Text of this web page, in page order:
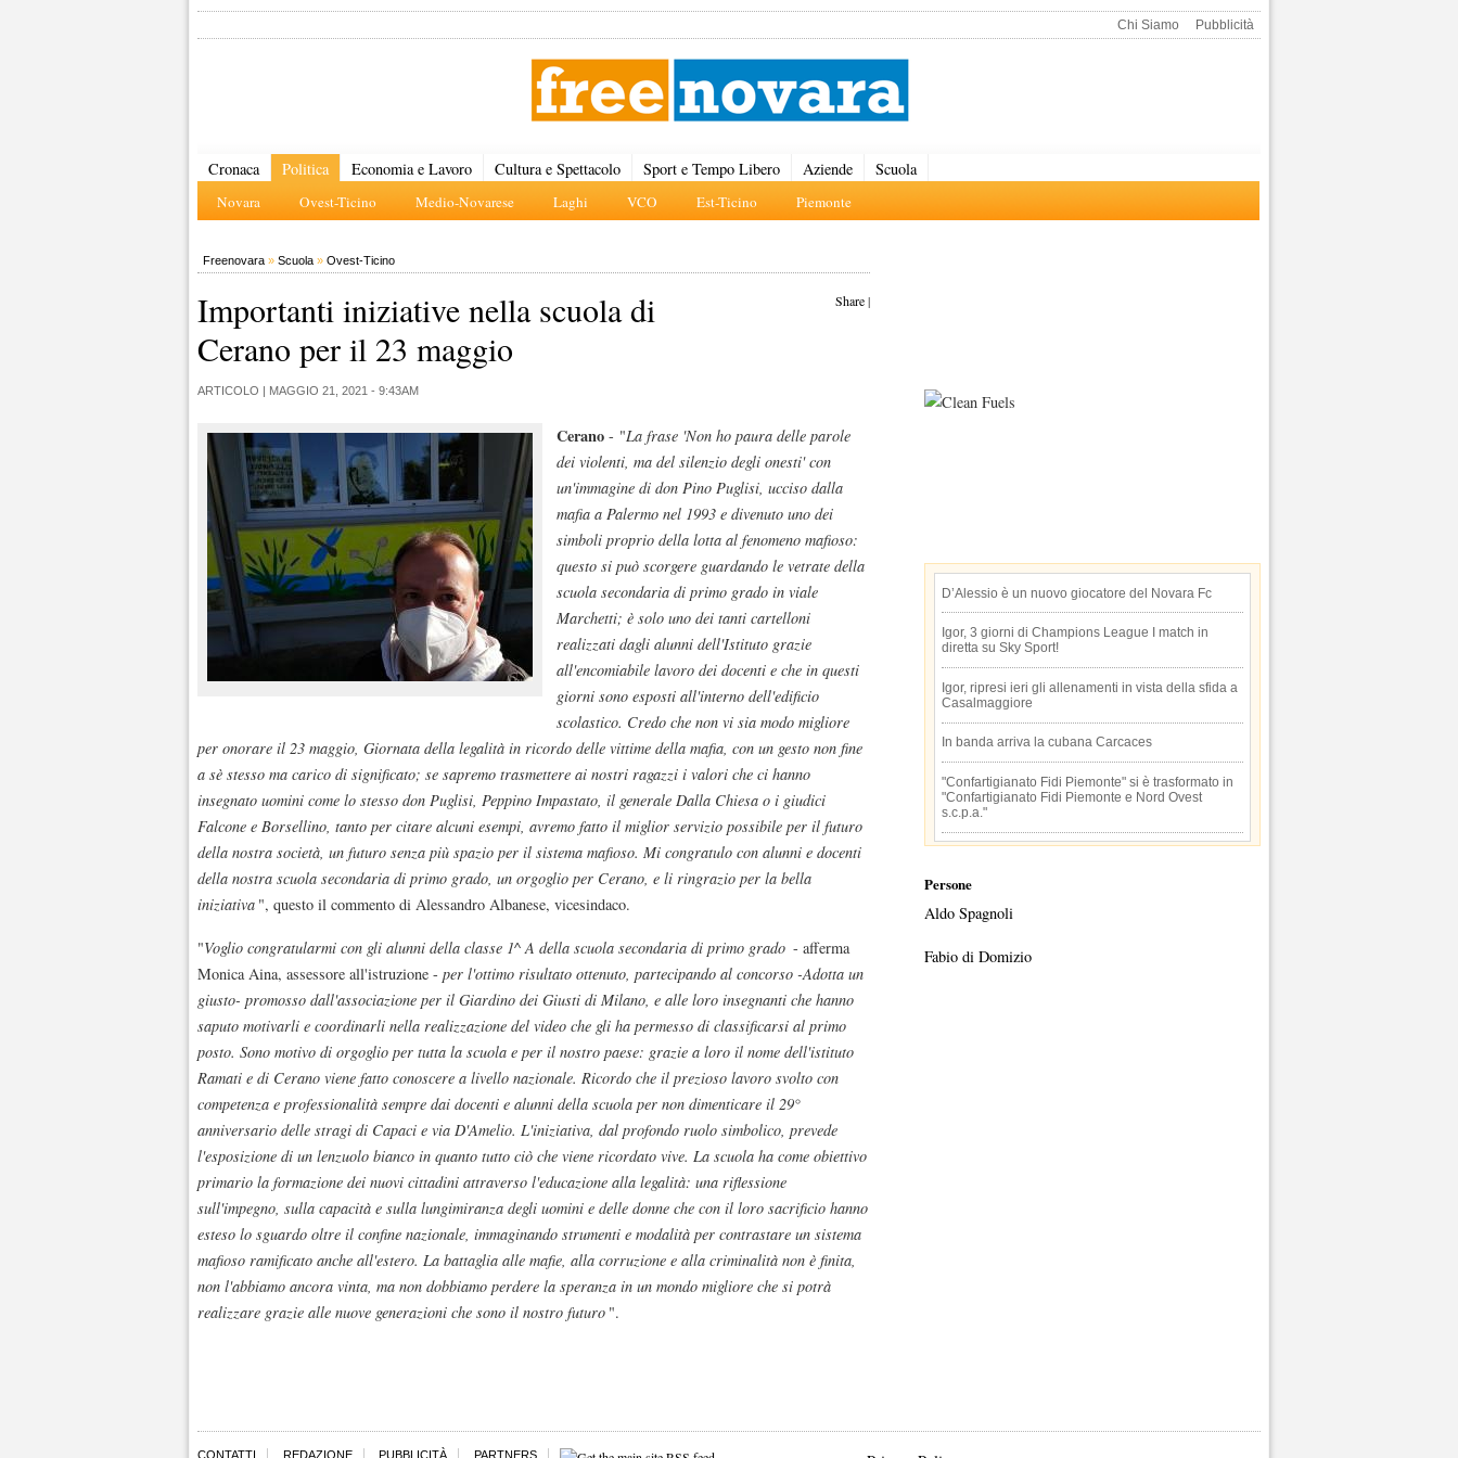
Chi Siamo Pubblicità
Cronaca Politica
Novara Ovest-Ticino Medio-Novarese Laghi VCO Est-Ticino Piemonte
Economia e Lavoro Cultura e Spettacolo Sport e Tempo Libero Aziende Scuola
Freenovara » Scuola » Ovest-Ticino
Share|
Importanti iniziative nella scuola di
Cerano per il 23 maggio
ARTICOLO | MAGGIO 21, 2021 - 9:43AM
Cerano - "La frase 'Non ho paura delle parole
dei violenti, ma del silenzio degli onesti' con
un'immagine di don Pino Puglisi, ucciso dalla
mafia a Palermo nel 1993 e divenuto uno dei
simboli proprio della lotta al fenomeno mafioso:
questo si può scorgere guardando le vetrate della
scuola secondaria di primo grado in viale
Marchetti; è solo uno dei tanti cartelloni
realizzati dagli alunni dell'Istituto grazie
all'encomiabile lavoro dei docenti e che in questi
giorni sono esposti all'interno dell'edificio
scolastico. Credo che non vi sia modo migliore
per onorare il 23 maggio, Giornata della legalità in ricordo delle vittime della mafia, con un gesto non fine
a sè stesso ma carico di significato; se sapremo trasmettere ai nostri ragazzi i valori che ci hanno
insegnato uomini come lo stesso don Puglisi, Peppino Impastato, il generale Dalla Chiesa o i giudici
Falcone e Borsellino, tanto per citare alcuni esempi, avremo fatto il miglior servizio possibile per il futuro
della nostra società, un futuro senza più spazio per il sistema mafioso. Mi congratulo con alunni e docenti
della nostra scuola secondaria di primo grado, un orgoglio per Cerano, e li ringrazio per la bella
iniziativa ", questo il commento di Alessandro Albanese, vicesindaco.
"Voglio congratularmi con gli alunni della classe 1^ A della scuola secondaria di primo grado - afferma
Monica Aina, assessore all'istruzione - per l'ottimo risultato ottenuto, partecipando al concorso -Adotta un
giusto- promosso dall'associazione per il Giardino dei Giusti di Milano, e alle loro insegnanti che hanno
saputo motivarli e coordinarli nella realizzazione del video che gli ha permesso di classificarsi al primo
posto. Sono motivo di orgoglio per tutta la scuola e per il nostro paese: grazie a loro il nome dell'istituto
Ramati e di Cerano viene fatto conoscere a livello nazionale. Ricordo che il prezioso lavoro svolto con
competenza e professionalità sempre dai docenti e alunni della scuola per non dimenticare il 29°
anniversario delle stragi di Capaci e via D'Amelio. L'iniziativa, dal profondo ruolo simbolico, prevede
l'esposizione di un lenzuolo bianco in quanto tutto ciò che viene ricordato vive. La scuola ha come obiettivo
primario la formazione dei nuovi cittadini attraverso l'educazione alla legalità: una riflessione
sull'impegno, sulla capacità e sulla lungimiranza degli uomini e delle donne che con il loro sacrificio hanno
esteso lo sguardo oltre il confine nazionale, immaginando strumenti e modalità per contrastare un sistema
mafioso ramificato anche all'estero. La battaglia alle mafie, alla corruzione e alla criminalità non è finita,
non l'abbiamo ancora vinta, ma non dobbiamo perdere la speranza in un mondo migliore che si potrà
realizzare grazie alle nuove generazioni che sono il nostro futuro ".
D’Alessio è un nuovo giocatore del Novara Fc
Igor, 3 giorni di Champions League I match in
diretta su Sky Sport!
Igor, ripresi ieri gli allenamenti in vista della sfida a
Casalmaggiore
In banda arriva la cubana Carcaces
"Confartigianato Fidi Piemonte" si è trasformato in
"Confartigianato Fidi Piemonte e Nord Ovest
s.c.p.a."
Persone
Aldo Spagnoli
Fabio di Domizio
CONTATTI REDAZIONE PUBBLICITÀ PARTNERS